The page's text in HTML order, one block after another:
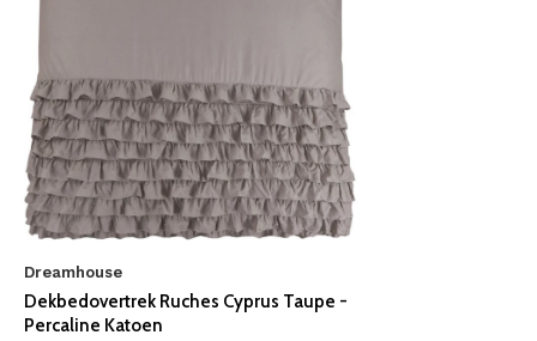
Dreamhouse
Dekbedovertrek Ruches Cyprus Taupe -
Percaline Katoen